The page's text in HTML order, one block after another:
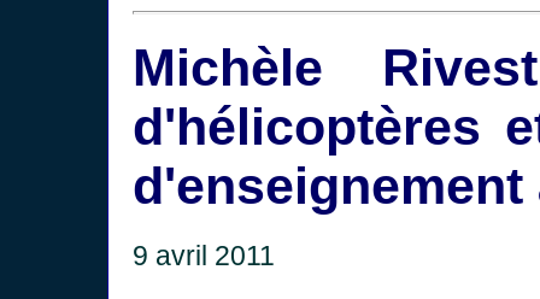
Michèle
d'hélicoptères
d'enseignement
9 avril 2011